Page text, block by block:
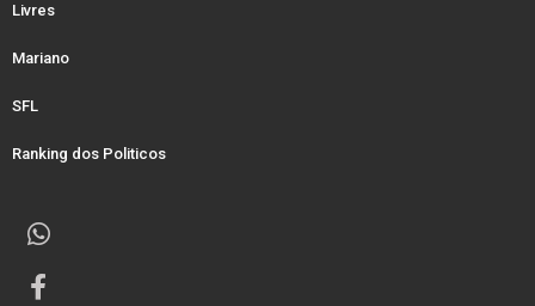
Livres
Mariano
SFL
Ranking dos Politicos